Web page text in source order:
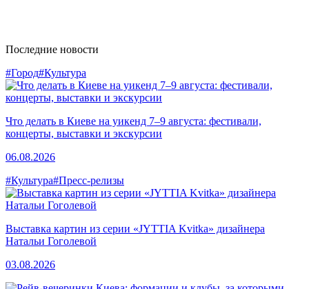
Последние новости
#Город#Культура
Что делать в Киеве на уикенд 7–9 августа: фестивали,
концерты, выставки и экскурсии
06.08.2026
#Культура#Пресс-релизы
Выставка картин из серии «JYTTIA Kvitka» дизайнера
Натальи Гоголевой
03.08.2026